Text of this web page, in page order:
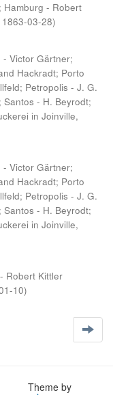
Hamburg - Robert
1863-03-28)
- Victor Gärtner;
Hackradt; Porto
Petropolis - J. G.
Santos - H. Beyrodt;
in Joinville,
- Victor Gärtner;
Hackradt; Porto
Petropolis - J. G.
Santos - H. Beyrodt;
in Joinville,
Robert Kittler
10)
Theme by